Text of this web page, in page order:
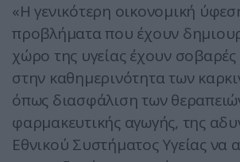
«Η γενικότερη οικονομική
προβλήματα που έχουν
χώρο της υγείας έχουν σοβαρές
στην καθημερινότητα των
όπως διασφάλιση των
φαρμακευτικής αγωγής, της
Εθνικού Συστήματος Υγείας να